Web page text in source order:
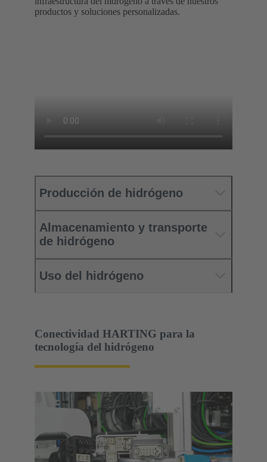
productos y soluciones personalizadas.
Producción de hidrógeno
Almacenamiento y transporte
de hidrógeno
Uso del hidrógeno
Conectividad HARTING para la
tecnología del hidrógeno